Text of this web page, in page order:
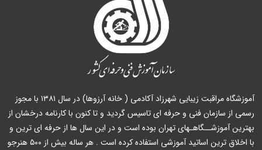
آموزشگاه مراقبت زیبایی شهرزاد آکادمی ( خانه آرزوها) در سال ۱۳۸۱ با مجوز
رسمی از سازمان فنی و حرفه ای تاسیس گردید و تا کنون با کارنامه درخشان از
بهترین آموزشــگاهـهای تهران بوده است و در این سال ها از حرفه ای ترین و
با اخلاق ترین اساتید آموزشی استفاده کرده است . هر ساله بیش از ۵۰۰ هنرجو